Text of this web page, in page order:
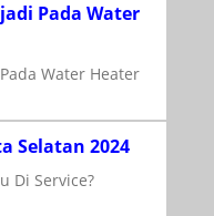
Pada Water
Water Heater
Selatan 2024
Di Service?